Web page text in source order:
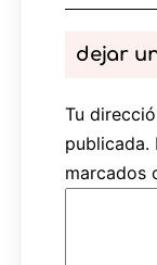
dejar
Tu
publicada.
marcados